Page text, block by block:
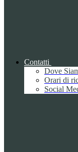
Contatti
Dove
Orari di
Social